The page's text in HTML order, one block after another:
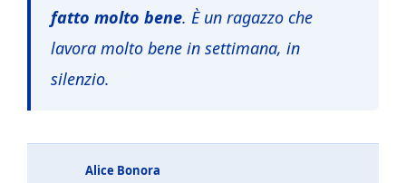
fatto molto bene. È un ragazzo che
lavora molto bene in settimana, in
silenzio.
Alice Bonora